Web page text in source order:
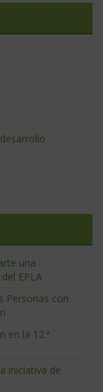
una
EPLA
Personas con
en la 12.ª
iniciativa de